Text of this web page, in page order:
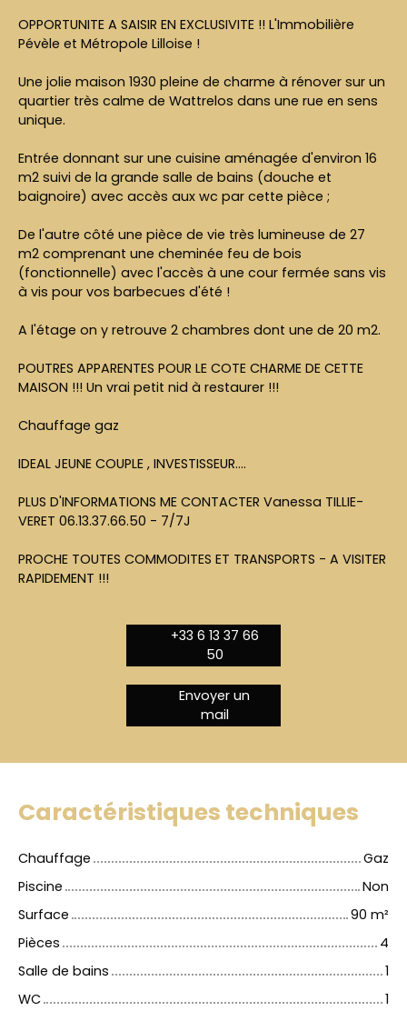
OPPORTUNITE A SAISIR EN EXCLUSIVITE !! L'Immobilière
Pévèle et Métropole Lilloise !
Une jolie maison 1930 pleine de charme à rénover sur un
quartier très calme de Wattrelos dans une rue en sens
unique.
Entrée donnant sur une cuisine aménagée d'environ 16
m2 suivi de la grande salle de bains (douche et
baignoire) avec accès aux wc par cette pièce ;
De l'autre côté une pièce de vie très lumineuse de 27
m2 comprenant une cheminée feu de bois
(fonctionnelle) avec l'accès à une cour fermée sans vis
à vis pour vos barbecues d'été !
A l'étage on y retrouve 2 chambres dont une de 20 m2.
POUTRES APPARENTES POUR LE COTE CHARME DE CETTE
MAISON !!! Un vrai petit nid à restaurer !!!
Chauffage gaz
IDEAL JEUNE COUPLE , INVESTISSEUR....
PLUS D'INFORMATIONS ME CONTACTER Vanessa TILLIE-
VERET 06.13.37.66.50 - 7/7J
PROCHE TOUTES COMMODITES ET TRANSPORTS - A VISITER
RAPIDEMENT !!!
+33 6 13 37 66
50
Envoyer un
mail
Caractéristiques techniques
Chauffage
Gaz
Piscine
Non
Surface
90 m²
Pièces
4
Salle de bains
1
WC
1